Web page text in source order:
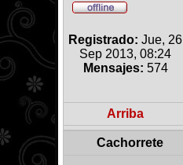
Registrado: Jue, 26
Sep 2013, 08:24
Mensajes: 574
Arriba
Cachorrete